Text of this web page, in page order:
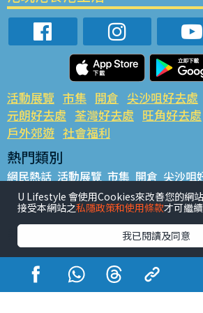
活動展覽 市集 開倉 尖沙咀好去處
元朗好去處 荃灣好去處 旺角好去處
戶外郊遊 社會福利
熱門類別
網民熱話 活動展覽 市集 開倉 尖沙咀
銅鑼灣好去處 元朗好去處 荃灣好去處
餐廳情報 戶外郊遊
熱門標籤
#UGO搵好去處 #人氣活動推介 #美食
#親子玩樂好去處
#ULifestyle應用程式
#UJetso禮物放送
#ULifestyle商戶中心
U Lifestyle 會使用Cookies來改善您的網
接受本網站之私隱政策和使用條款才可繼
我已閱讀及同意